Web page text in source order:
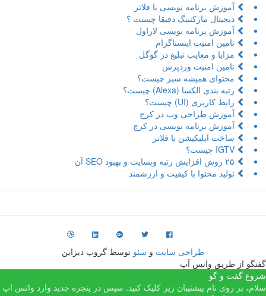
آموزش برنامه نویسی با فلاتر
دیجیتال مارکتینگ دقیقا چیست ؟
آموزش برنامه نویسی لاراول
تامین امنیت اینستاگرام
مزایا و معایب تبلیغ در گوگل
تامین امنیت وردپرس
محتوای همیشه سبز چیست؟
رتبه بندی الکسا (Alexa) چیست؟
رابط کاربری (UI) چیست؟
آموزش طراحی وب در کرج
آموزش برنامه نویسی در کرج
ساخت اپلیکیشن با فلاتر
IGTV چیست؟
۲۵ روش افزایش رتبه وبسایت و بهبود SEO آن
تولید محتوا با کیفیت و ارزشمند
طراحی سایت و سئو توسط گروپ دیزاین
از طریق واتس آپ
گفت و گو
بر روی نام پیشتیبان زیر کلیک کنید. سپس در پنجره جدید وارد واتس اپ